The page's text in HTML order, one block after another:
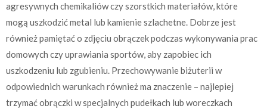
agresywnych chemikaliów czy szorstkich materiałów, które
mogą uszkodzić metal lub kamienie szlachetne. Dobrze jest
również pamiętać o zdjęciu obrączek podczas wykonywania prac
domowych czy uprawiania sportów, aby zapobiec ich
uszkodzeniu lub zgubieniu. Przechowywanie biżuterii w
odpowiednich warunkach również ma znaczenie – najlepiej
trzymać obrączki w specjalnych pudełkach lub woreczkach